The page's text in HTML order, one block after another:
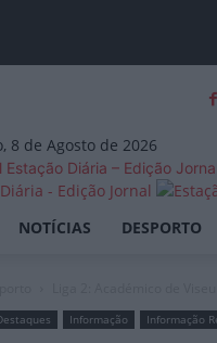
8 de Agosto de 2026
Estação Diária – Edição Jornal
NOTÍCIAS DESPORTO
Informação Informação